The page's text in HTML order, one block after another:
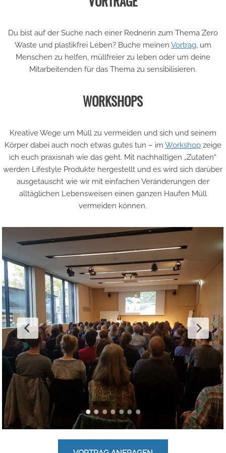
Du bist auf der Suche nach einer Rednerin zum Thema Zero
Waste und plastikfrei Leben? Buche meinen Vortrag, um
Menschen zu helfen, müllfreier zu leben oder um deine
Mitarbeitenden für das Thema zu sensibilisieren.
WORKSHOPS
Kreative Wege um Müll zu vermeiden und sich und seinem
Körper dabei auch noch etwas gutes tun – im Workshopzeige
ich euch praxisnah wie das geht. Mit nachhaltigen „Zutaten“
werden Lifestyle Produkte hergestellt und es wird sich darüber
ausgetauscht wie wir mit einfachen Veränderungen der
alltäglichen Lebensweisen einen ganzen Haufen Müll
vermeiden können.